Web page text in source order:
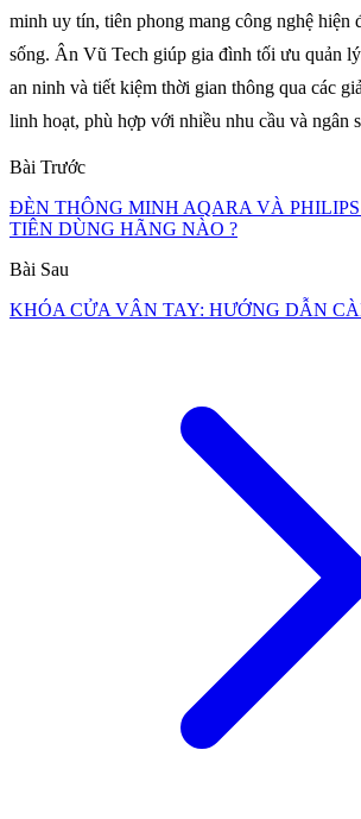
minh uy tín, tiên phong mang công nghệ hiện
sống. Ân Vũ Tech giúp gia đình tối ưu quản
an ninh và tiết kiệm thời gian thông qua các
linh hoạt, phù hợp với nhiều nhu cầu và ngân
Bài Trước
ĐÈN THÔNG MINH AQARA VÀ
TIÊN DÙNG HÃNG NÀO ?
Bài Sau
KHÓA CỬA VÂN TAY: HƯỚNG DẪN